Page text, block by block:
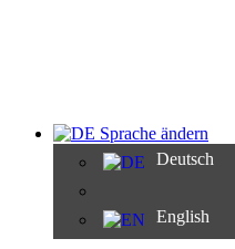
Sprache ändern
Deutsch
English